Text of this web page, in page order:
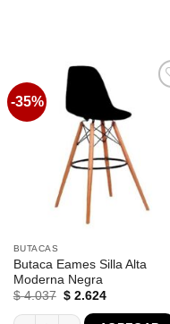
-35%
BUTACAS
Butaca Eames Silla Alta
Moderna Negra
$4.037 El
original
$2.624El
Butaca Eames Silla Alta